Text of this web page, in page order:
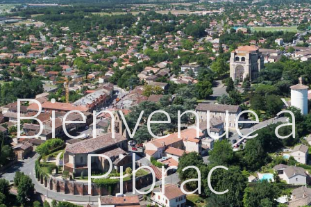
Bienvenue à
Pibrac